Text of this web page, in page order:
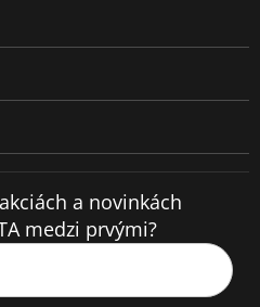
a novinkách
medzi prvými?